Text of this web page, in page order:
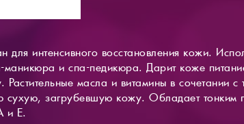
интенсивного восстановления кожи.
и спа-педикюра. Дарит коже
масла и витамины в сочетании
загрубевшую кожу. Обладает тонким
и Е.